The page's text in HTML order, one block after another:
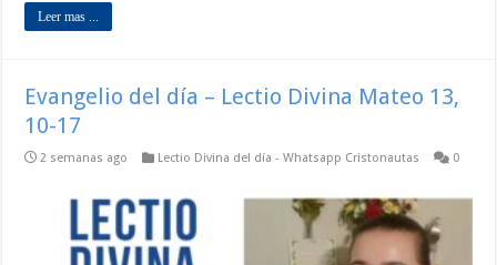
Leer mas ...
Evangelio del día – Lectio Divina Mateo 13,
10-17
2 semanas ago Lectio Divina del día - Whatsapp Cristonautas 0